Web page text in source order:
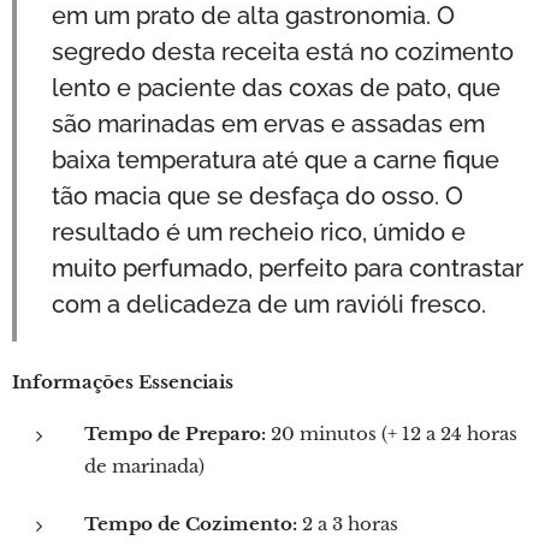
em um prato de alta gastronomia. O
segredo desta receita está no cozimento
lento e paciente das coxas de pato, que
são marinadas em ervas e assadas em
baixa temperatura até que a carne fique
tão macia que se desfaça do osso. O
resultado é um recheio rico, úmido e
muito perfumado, perfeito para contrastar
com a delicadeza de um ravióli fresco.
Informações Essenciais
Tempo de Preparo: 20 minutos (+ 12 a 24 horas
de marinada)
Tempo de Cozimento: 2 a 3 horas